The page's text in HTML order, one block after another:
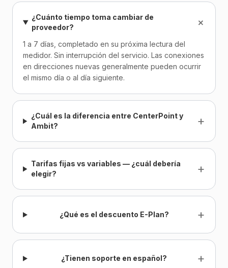
¿Cuánto tiempo toma cambiar de
proveedor?
+
1 a 7 días, completado en su próxima lectura del
medidor. Sin interrupción del servicio. Las conexiones
en direcciones nuevas generalmente pueden ocurrir
el mismo día o al día siguiente.
¿Cuál es la diferencia entre CenterPoint y
Ambit?
+
Tarifas fijas vs variables — ¿cuál debería
elegir?
+
¿Qué es el descuento E-Plan? +
¿Tienen soporte en español? +